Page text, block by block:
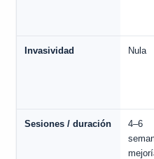
Invasividad Nula
Sesiones / duración
4–6